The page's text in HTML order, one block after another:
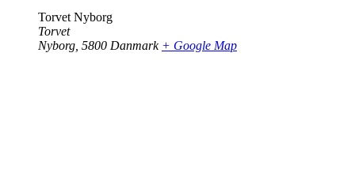
Torvet Nyborg
Torvet
Nyborg 5800 Danmark + Google Map